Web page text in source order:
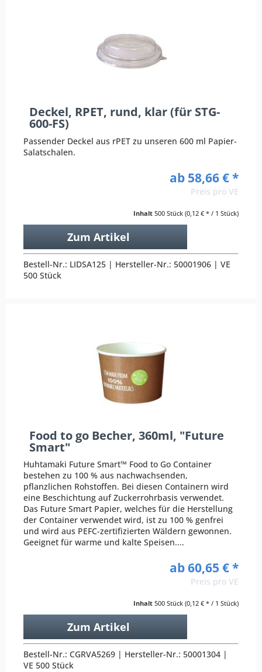
Deckel, RPET, rund, klar (für STG-
600-FS)
Passender Deckel aus rPET zu unseren 600 ml Papier-
Salatschalen.
ab 58,66 € *
Preis pro VE
Inhalt 500 Stück (0,12 € * / 1 Stück)
Zum Artikel
Bestell-Nr.: LIDSA125 | Hersteller-Nr.: 50001906 | VE
500 Stück
Food to go Becher, 360ml, "Future
Smart"
Huhtamaki Future Smart™ Food to Go Container
bestehen zu 100 % aus nachwachsenden,
pflanzlichen Rohstoffen. Bei diesen Containern wird
eine Beschichtung auf Zuckerrohrbasis verwendet.
Das Future Smart Papier, welches für die Herstellung
der Container verwendet wird, ist zu 100 % genfrei
und wird aus PEFC-zertifizierten Wäldern gewonnen.
Geeignet für warme und kalte Speisen....
ab 60,65 € *
Preis pro VE
Inhalt 500 Stück (0,12 € * / 1 Stück)
Zum Artikel
Bestell-Nr.: CGRVA5269 | Hersteller-Nr.: 50001304 |
VE 500 Stück